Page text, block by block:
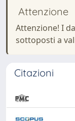
Attenzione
Attenzione! I
sottoposti a
Citazioni